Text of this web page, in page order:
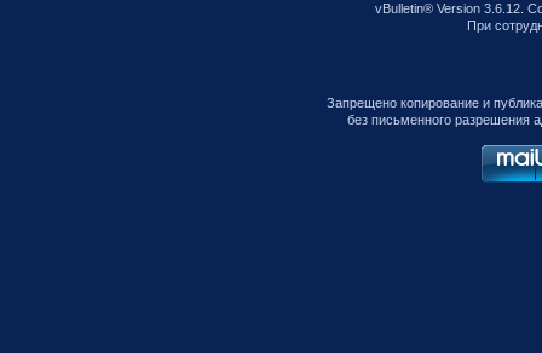
vBulletin® Version 3.6.12.
При
Запрещено копирование и
без письменного разрешения